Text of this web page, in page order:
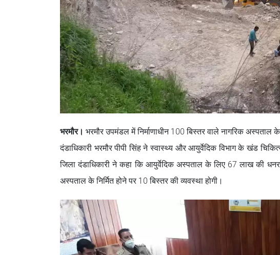
भरमौर। भरमौर उपमंडल में निर्माणाधीन 100 बिस्तर वाले नागरिक
दंडाधिकारी भरमौर पीपी सिंह ने स्वास्थ्य और आयुर्वेदिक विभाग के खंड
जिला दंडाधिकारी ने कहा कि आयुर्वेदिक अस्पताल के लिए 67 लाख की
अस्पताल के निर्मित होने पर 10 बिस्तर की व्यवस्था होगी।